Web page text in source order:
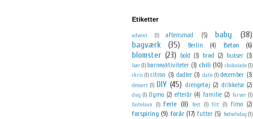
Etiketter
advent (1) aftensmad (5) baby
(38)
bagværk
(35) Berlin (4) Beton (6)
blomster (23) bold (3) brød (2) bukser (3)
bær(1) børneaktiviteter (3) chili (10) chokolade(1)
chris (1) citron (3) dadler (3) date (1) december (3)
dessert (1) DIY (45) drengetøj (2) drikkelse (2)
dug (1) Dymo (2) efterår (4) familie (2) farver (1)
fastelavn
(1) Ferie (8) fest (1) filt (1) fimo (2)
forspiring (9) forår (17) futter (5) fødselsdag (1)